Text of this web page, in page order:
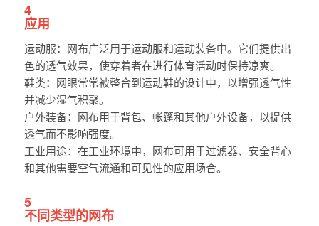
4
应用
运动服：网布广泛用于运动服和运动装备中。它们提供出
色的透气效果，使穿着者在进行体育活动时保持凉爽。
鞋类：网眼常常被整合到运动鞋的设计中，以增强透气性
并减少湿气积聚。
户外装备：网布用于背包、帐篷和其他户外设备，以提供
透气而不影响强度。
工业用途：在工业环境中，网布可用于过滤器、安全背心
和其他需要空气流通和可见性的应用场合。
5
不同类型的网布